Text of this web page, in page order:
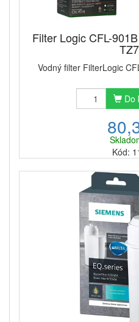
Filter Logic CFL-
Vodný filter FilterLogic
Do
Kód: